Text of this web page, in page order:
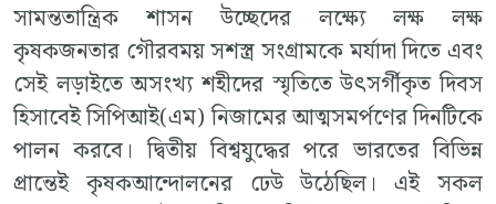
সামন্ততান্ত্রিক শাসন উচ্ছেদের লক্ষ্যে লক্ষ লক্ষ
কৃষকজনতার গৌরবময় সশস্ত্র সংগ্রামকে মর্যাদা দিতে এবং
সেই লড়াইতে অসংখ্য শহীদের স্মৃতিতে উৎসর্গীকৃত দিবস
হিসাবেই সিপিআই(এম) নিজামের আত্মসমর্পণের দিনটিকে
পালন করবে। দ্বিতীয় বিশ্বযুদ্ধের পরে ভারতের বিভিন্ন
প্রান্তেই কৃষকআন্দোলনের ঢেউ উঠেছিল। এই সকল